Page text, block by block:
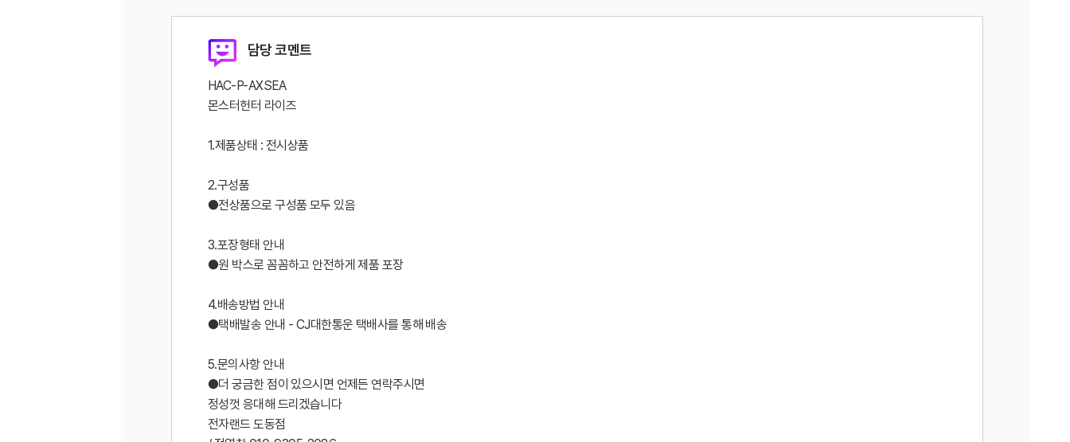
담당 코멘트
HAC-P-AXSEA
몬스터헌터 라이즈
1.제품상태 : 전시상품
2.구성품
●전상품으로 구성품 모두 있음
3.포장형태 안내
●원 박스로 꼼꼼하고 안전하게 제품 포장
4.배송방법 안내
●택배발송 안내 - CJ대한통운 택배사를 통해 배송
5.문의사항 안내
●더 궁금한 점이 있으시면 언제든 연락주시면
정성껏 응대해 드리겠습니다
전자랜드 도동점